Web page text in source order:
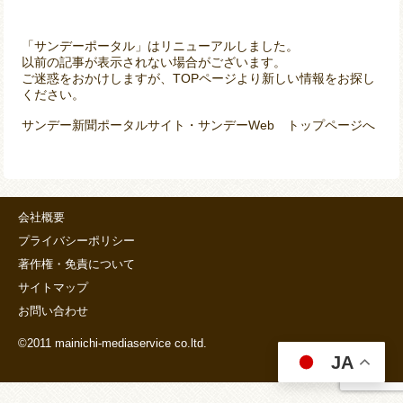
「サンデーポータル」はリニューアルしました。
以前の記事が表示されない場合がございます。
ご迷惑をおかけしますが、TOPページより新しい情報をお探し
ください。
サンデー新聞ポータルサイト・サンデーWeb トップページへ
会社概要
プライバシーポリシー
著作権・免責について
サイトマップ
お問い合わせ
©2011 mainichi-mediaservice co.ltd.
JA